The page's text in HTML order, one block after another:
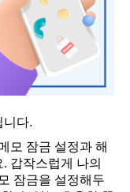
니다.
모 잠금 설정과 해
갑작스럽게 나의
잠금을 설정해두